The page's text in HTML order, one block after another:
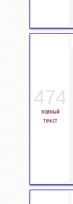
474
полный
текст